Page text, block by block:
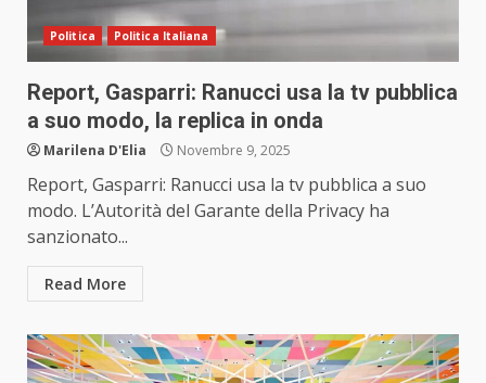
Politica Politica Italiana
Report, Gasparri: Ranucci usa la tv pubblica
a suo modo, la replica in onda
Marilena D'Elia Novembre 9, 2025
Report, Gasparri: Ranucci usa la tv pubblica a suo
modo. L’Autorità del Garante della Privacy ha
sanzionato...
Read More